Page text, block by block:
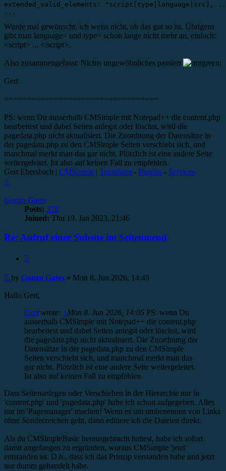
extended_valid_elements: "script[type|language|src],
...
Wurde mal gewünscht, ich weiss nicht, ob das gut so ist. Übrigens
gibt man language= und type= schon lange nicht mehr an, einfach:
<script> ... </script>.
Also zusammengefasst: Nichts ungewöhnliches passiert
Gert
==================================
PS: wenn Du ausserhalb CMSimple mit Notepad++ die content.php
bearbeitest und dabei Seiten anlegst oder löschst, wird die
pagedata.php nicht aktualisiert. Die Zuordnung der Datensätze in
der pagedata.php zu den CMSimple Seiten verschiebt sich, und
manchmal merkt man das gar nicht. Plötzlich ist eine andere Seite
weitergeleitet. Ist also auf keinen Fall zu empfehlen.
Gert Ebersbach | CMSimple | Templates - Plugins - Services
Gonzo Gates
Posts: 378
Joined: Thu 19. Jan 2023, 21:46
Re: Aufruf einer Subsite im Seitenmenü
Post
by Gonzo Gates » Mon 8. Jun 2026, 14:49
Hallo Gert,
Gertwrote: ↑Mon 8. Jun 2026, 14:05 PS: wenn Du
ausserhalb CMSimple mit Notepad++ die content.php
bearbeitest und dabei Seiten anlegst oder löschst, wird
die pagedata.php nicht aktualisiert. Die Zuordnung der
Datensätze in der pagedata.php zu den CMSimple
Seiten verschiebt sich, und manchmal merkt man das
gar nicht. Plötzlich ist eine andere Seite weitergeleitet.
Ist also auf keinen Fall zu empfehlen.
Dass Seitenanlegen oder Verschieben in der Hierarchie nur in
'content.php' und 'pagedata.php' habe ich schon aufgegeben. Alles
nur im 'Pagemanager' machen! Wenn es um umbenennen von Links
ohne Sonderzeichen geht, dann editiere ich die Dateien direkt.
Als du CMSimpleBasic herausgebracht hattest, habe ich sofort
damit angefangen zu ergründen, woraus CMSimple 'jetzt'
entstanden ist. D.h., dass ich das Prinzip verstanden habe und jetzt
nur dumm gehandelt habe.